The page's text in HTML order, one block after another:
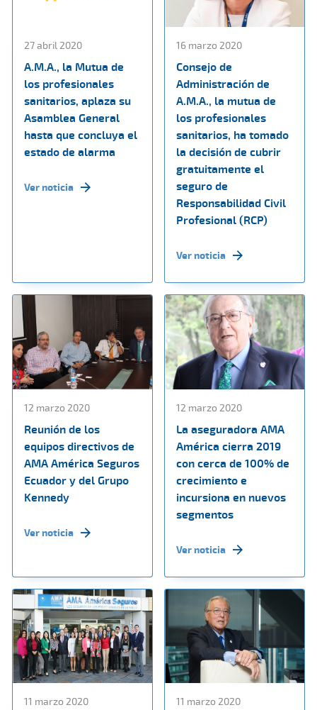
27 abril 2020
A.M.A., la Mutua de
los profesionales
sanitarios, aplaza su
Asamblea General
hasta que concluya el
estado de alarma
Ver noticia
16 marzo 2020
Consejo de
Administración de
A.M.A., la mutua de
los profesionales
sanitarios, ha tomado
la decisión de cubrir
gratuitamente el
seguro de
Responsabilidad Civil
Profesional (RCP)
Ver noticia
12 marzo 2020
Reunión de los
equipos directivos de
AMA América Seguros
Ecuador y del Grupo
Kennedy
Ver noticia
12 marzo 2020
La aseguradora AMA
América cierra 2019
con cerca de 100% de
crecimiento e
incursiona en nuevos
segmentos
Ver noticia
11 marzo 2020 11 marzo 2020